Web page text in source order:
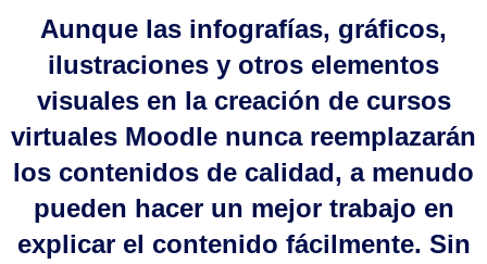
Aunque las infografías, gráficos,
ilustraciones y otros elementos
visuales en la creación de cursos
virtuales Moodle nunca reemplazarán
los contenidos de calidad, a menudo
pueden hacer un mejor trabajo en
explicar el contenido fácilmente. Sin